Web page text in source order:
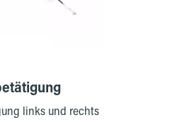
links und rechts